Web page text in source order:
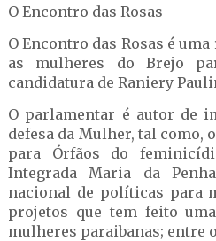
O Encontro das Rosas
O Encontro das Rosas é
as mulheres do Brejo
candidatura de Raniery
O parlamentar é autor de
defesa da Mulher, tal como,
para Órfãos do
Integrada Maria da
nacional de políticas para
projetos que tem feito
mulheres paraibanas; entre